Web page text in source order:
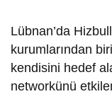
Lübnan’da
kurumlarından
kendisini hedef
networkünü